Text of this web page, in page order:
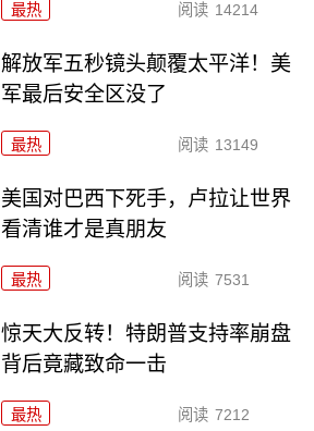
最热 阅读 14214
解放军五秒镜头颠覆太平洋！美
军最后安全区没了
最热 阅读 13149
美国对巴西下死手，卢拉让世界
看清谁才是真朋友
最热 阅读 7531
惊天大反转！特朗普支持率崩盘
背后竟藏致命一击
最热 阅读 7212